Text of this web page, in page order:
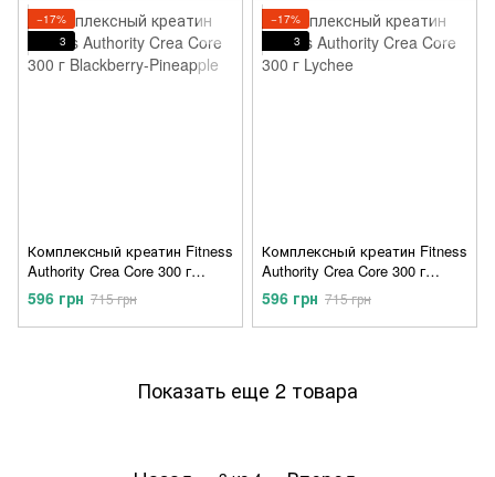
−17%
3
Комплексный креатин Fitness
Authority Crea Core 300 г
Blackberry-Pineapple
596 грн 715 грн
−17%
3
Комплексный креатин Fitness
Authority Crea Core 300 г
Lychee
596 грн 715 грн
Показать еще 2 товара